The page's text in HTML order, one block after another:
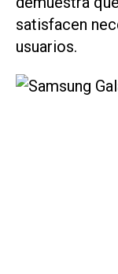
satisfacen
usuarios.